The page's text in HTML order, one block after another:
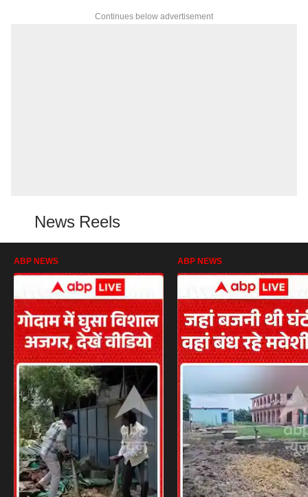
Continues below advertisement
News Reels
ABP NEWS ABP NEWS